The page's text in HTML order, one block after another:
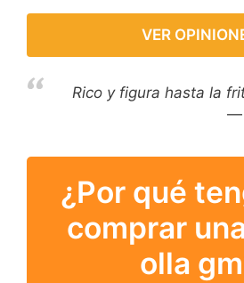
VER
Rico y figura hasta la
¿Por qué
comprar
olla